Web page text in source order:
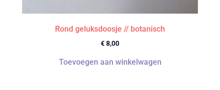
Rond geluksdoosje // botanisch
€8,00
Toevoegen aan winkelwagen